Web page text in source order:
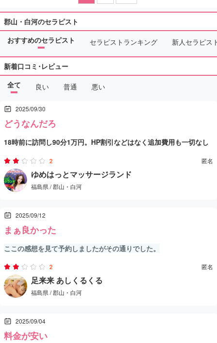
郡山・白河のセラピスト
おすすめのセラピスト
セラピストランキング 新人セラピス
新着口コミ･レビュー
全て
良い 普通 悪い
2025/09/30
どうなんだろ
18時前に訪問し90分1万円。HP割引などはなく追加費用も一切なし
で、メニュー通り明朗会計なのは好印象。
べ、可愛らしい雰囲気。
流れは一般的なアジエス。
このご時世に90分1万円はコスパ抜群で満足度も高く、再訪したいと
思える内容だった。
2 匿名
ゆめはっとマッサージランド
福島県 / 郡山・白河
2025/09/12
まぁ良かった
ここの感想を見て予約しましたがその通りでした。
マッサージは力が強くて個人的には好き。
2 匿名
足来来 あしくるくる
福島県 / 郡山・白河
2025/09/04
料金が安い